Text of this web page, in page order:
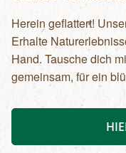
Herein geflattert!
Erhalte
Hand. Tausche dich
gemeinsam, für ein